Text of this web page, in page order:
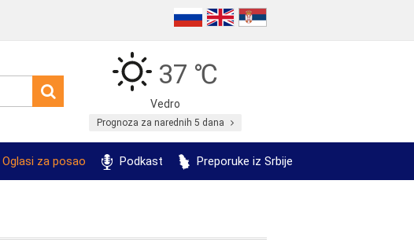
37 ℃
Vedro
Prognoza za narednih 5 dana
Oglasi za posao Podkast Preporuke iz Srbije